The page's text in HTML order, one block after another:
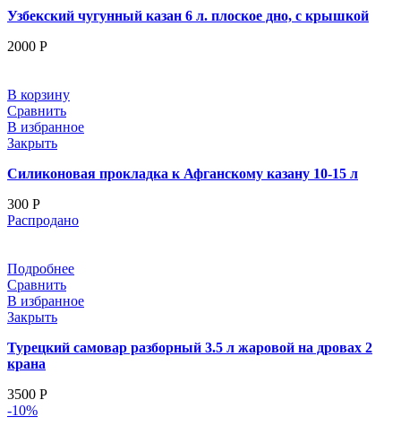
Узбекский чугунный казан 6 л. плоское дно, с крышкой
2000 Р
В корзину
Сравнить
В избранное
Закрыть
Силиконовая прокладка к Афганскому казану 10-15 л
300 Р
Распродано
Подробнее
Сравнить
В избранное
Закрыть
Турецкий самовар разборный 3.5 л жаровой на дровах 2
крана
3500 Р
-10%